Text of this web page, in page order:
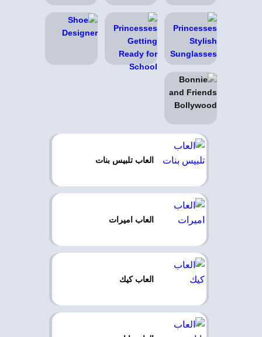
العاب تلبيس بنات
العاب اميرات
العاب كيك